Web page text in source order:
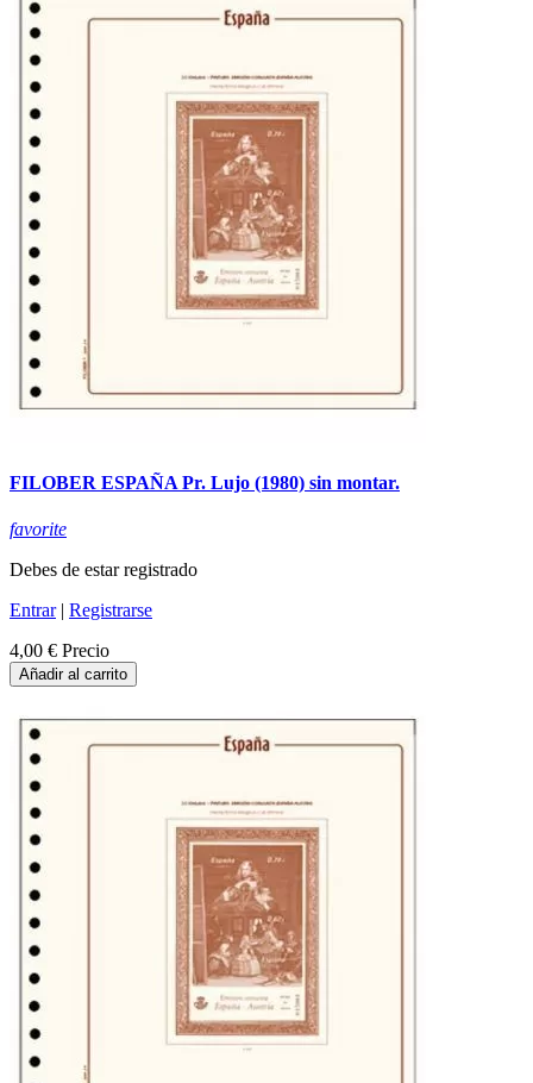
FILOBER ESPAÑA Pr. Lujo (1980) sin montar.
favorite
Debes de estar registrado
Entrar| Registrarse
4,00 € Precio
Añadir al carrito